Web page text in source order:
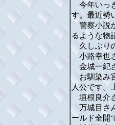
今年いっ
す。最近勢
警察小説
るような物
久しぶり
小路幸也
金城一紀
お馴染み
人公です。
垣根良介
万城目さ
ールド全開